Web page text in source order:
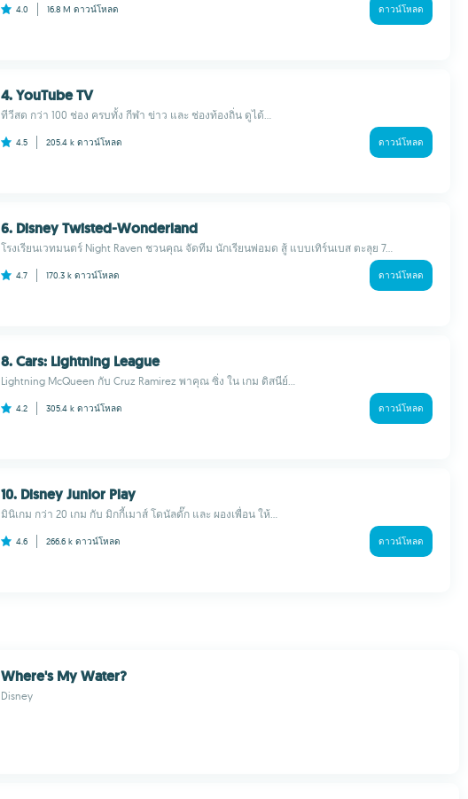
4.0 16.8 M ดาวน์โหลด ดาวน์โหลด
4. YouTube TV
ทีวีสด กว่า 100 ช่อง ครบทั้ง กีฬา ข่าว และ ช่องท้องถิ่น ดูได้...
4.5 205.4 k ดาวน์โหลด ดาวน์โหลด
6. Disney Twisted-Wonderland
โรงเรียนเวทมนตร์ Night Raven ชวนคุณ จัดทีม นักเรียนพ่อมด สู้ แบบเทิร์นเบส ตะลุย 7...
4.7 170.3 k ดาวน์โหลด ดาวน์โหลด
8. Cars: Lightning League
Lightning McQueen กับ Cruz Ramirez พาคุณ ซิ่ง ใน เกม ดิสนีย์...
4.2 305.4 k ดาวน์โหลด ดาวน์โหลด
10. Disney Junior Play
มินิเกม กว่า 20 เกม กับ มิกกี้เมาส์ โดนัลดั๊ก และ ผองเพื่อน ให้...
4.6 266.6 k ดาวน์โหลด ดาวน์โหลด
Where's My Water?
Disney